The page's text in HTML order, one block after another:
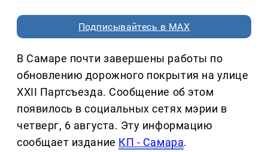
Подписывайтесь в MAX
В Самаре почти завершены работы по
обновлению дорожного покрытия на улице
XXII Партсъезда. Сообщение об этом
появилось в социальных сетях мэрии в
четверг, 6 августа. Эту информацию
сообщает издание КП - Самара.